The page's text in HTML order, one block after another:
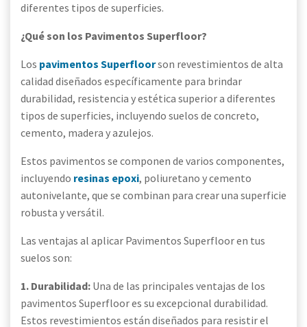
diferentes tipos de superficies.
¿Qué son los Pavimentos Superfloor?
Los pavimentos Superfloorson revestimientos de alta
calidad diseñados específicamente para brindar
durabilidad, resistencia y estética superior a diferentes
tipos de superficies, incluyendo suelos de concreto,
cemento, madera y azulejos.
Estos pavimentos se componen de varios componentes,
incluyendo resinas epoxi, poliuretano y cemento
autonivelante, que se combinan para crear una superficie
robusta y versátil.
Las ventajas al aplicar Pavimentos Superfloor en tus
suelos son:
1. Durabilidad: Una de las principales ventajas de los
pavimentos Superfloor es su excepcional durabilidad.
Estos revestimientos están diseñados para resistir el